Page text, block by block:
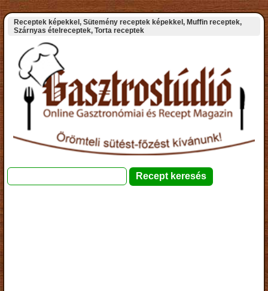
Receptek képekkel, Sütemény receptek képekkel, Muffin receptek,
Szárnyas ételreceptek, Torta receptek